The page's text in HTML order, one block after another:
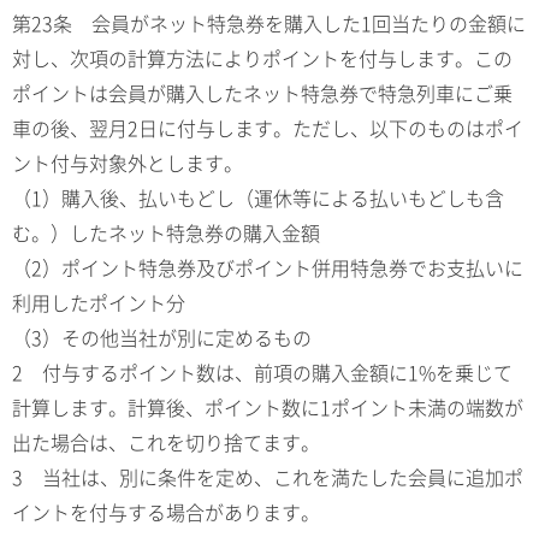
第23条 会員がネット特急券を購入した1回当たりの金額に
対し、次項の計算方法によりポイントを付与します。この
ポイントは会員が購入したネット特急券で特急列車にご乗
車の後、翌月2日に付与します。ただし、以下のものはポイ
ント付与対象外とします。
（1）購入後、払いもどし（運休等による払いもどしも含
む。）したネット特急券の購入金額
（2）ポイント特急券及びポイント併用特急券でお支払いに
利用したポイント分
（3）その他当社が別に定めるもの
2 付与するポイント数は、前項の購入金額に1%を乗じて
計算します。計算後、ポイント数に1ポイント未満の端数が
出た場合は、これを切り捨てます。
3 当社は、別に条件を定め、これを満たした会員に追加ポ
イントを付与する場合があります。